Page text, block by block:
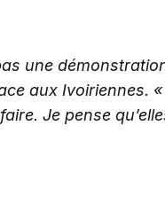
une
aux Ivoiriennes.
Je pense